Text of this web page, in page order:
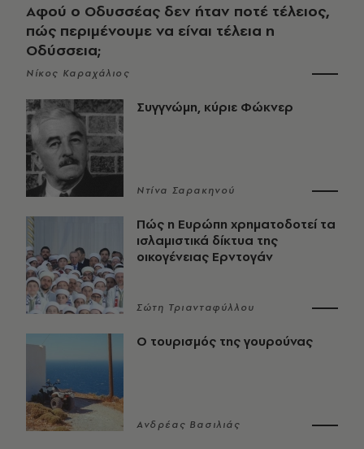
Αφού ο Οδυσσέας δεν ήταν ποτέ τέλειος,
πώς περιμένουμε να είναι τέλεια η
Οδύσσεια;
Νίκος Καραχάλιος
Συγγνώμη, κύριε Φώκνερ
Ντίνα Σαρακηνού
Πώς η Ευρώπη χρηματοδοτεί τα
ισλαμιστικά δίκτυα της
οικογένειας Ερντογάν
Σώτη Τριανταφύλλου
Ο τουρισμός της γουρούνας
Ανδρέας Βασιλιάς